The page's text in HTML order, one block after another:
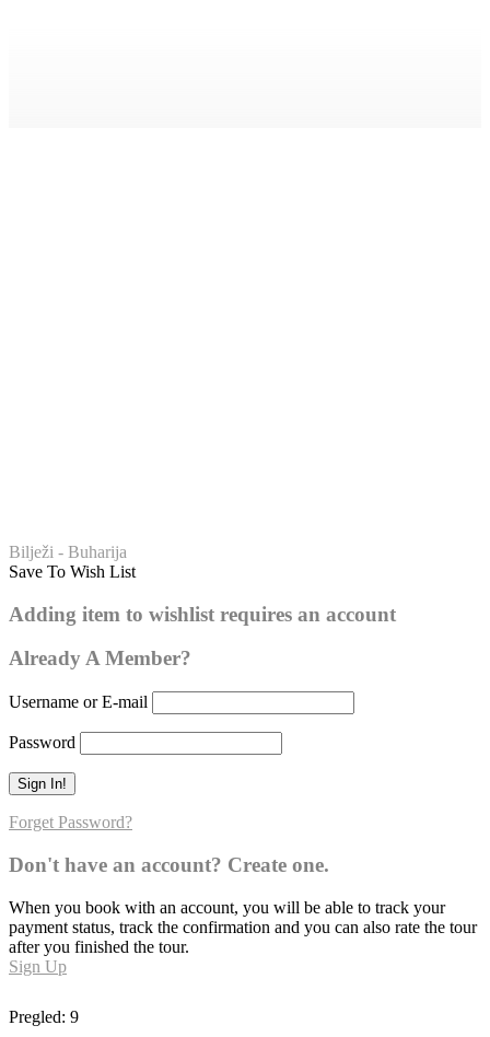
Buharija – broj hadisa: 143
0
Bilježi - Buharija
Save To Wish List
Adding item to wishlist requires an account
Already A Member?
Username or E-mail
Password
Forget Password?
Don't have an account? Create one.
When you book with an account, you will be able to track your
payment status, track the confirmation and you can also rate the tour
after you finished the tour.
Sign Up
Pregled: 9